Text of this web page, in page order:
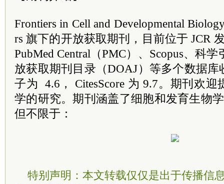
Frontiers in Cell and Developmental
rs 旗下的开放获取期刊，目前位于 JCR
PubMed Central（PMC）、Scopus、科
放获取期刊目录（DOAJ）等多个数据
子为 4.6， CitesScore 为 9.7。期刊欢
学的研究。期刊涵盖了细胞和发育生物
但不限于：
特别声明：本文转载仅仅是出于传播信